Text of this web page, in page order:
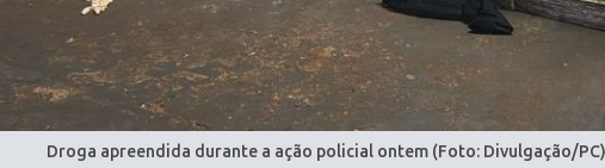
Droga apreendida durante a ação policial ontem (Foto: Divulgação/PC)